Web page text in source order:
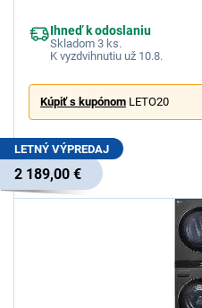
Ihneď k odoslaniu
Skladom 3 ks.
K vyzdvihnutiu už 10.8.
Kúpiť s kupónom LETO20
LETNÝ VÝPREDAJ
2 189,00 €